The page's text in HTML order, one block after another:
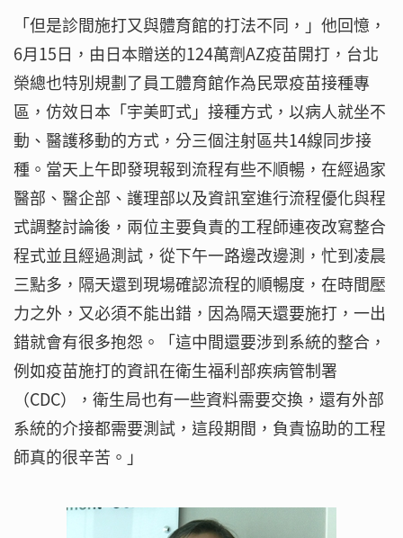
「但是診間施打又與體育館的打法不同，」他回憶，
6月15日，由日本贈送的124萬劑AZ疫苗開打，台北
榮總也特別規劃了員工體育館作為民眾疫苗接種專
區，仿效日本「宇美町式」接種方式，以病人就坐不
動、醫護移動的方式，分三個注射區共14線同步接
種。當天上午即發現報到流程有些不順暢，在經過家
醫部、醫企部、護理部以及資訊室進行流程優化與程
式調整討論後，兩位主要負責的工程師連夜改寫整合
程式並且經過測試，從下午一路邊改邊測，忙到凌晨
三點多，隔天還到現場確認流程的順暢度，在時間壓
力之外，又必須不能出錯，因為隔天還要施打，一出
錯就會有很多抱怨。「這中間還要涉到系統的整合，
例如疫苗施打的資訊在衛生福利部疾病管制署
（CDC），衛生局也有一些資料需要交換，還有外部
系統的介接都需要測試，這段期間，負責協助的工程
師真的很辛苦。」